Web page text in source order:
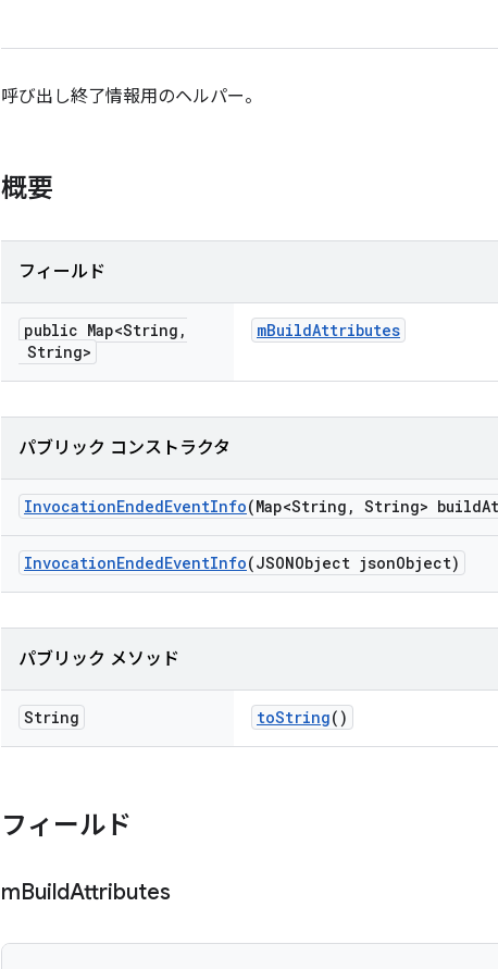
呼び出し終了情報用のヘルパー。
概要
フィールド
public Map<String ,
String>
mBuildAttributes
パブリック コンストラクタ
InvocationEndedEventInfo(Map<String , String> build
InvocationEndedEventInfo(JSONObject jsonObject)
パブリック メソッド
String toString()
フィールド
mBuildAttributes